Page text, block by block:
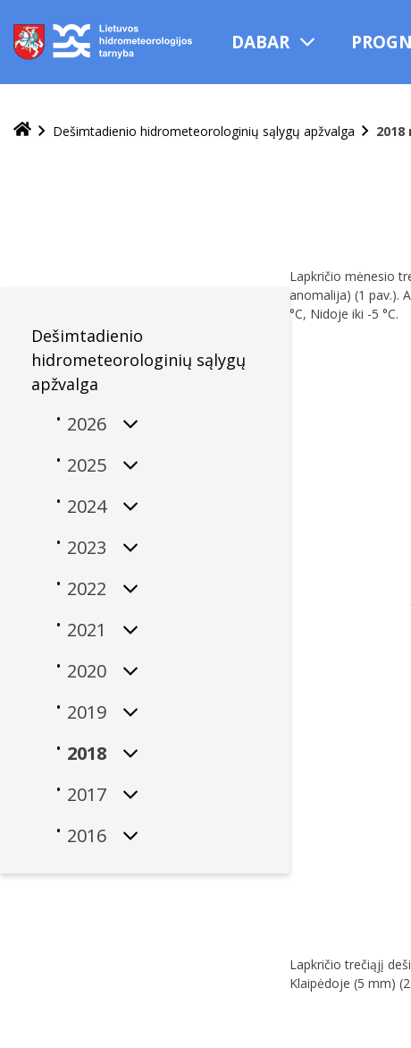
pereiti
turinį
DABAR
Dešimtadienio hidrometeorologinių sąlygų apžvalga
Dešimtadienio
hidrometeorologinių sąlygų
apžvalga
2026
2025
2024
2023
2022
2021
2020
2019
2018
2017
2016
Lapkričio mėnesio
anomalija) (1 pav.).
°C, Nidoje iki -5 °C.
Lapkričio trečiąjį
Klaipėdoje (5 mm)